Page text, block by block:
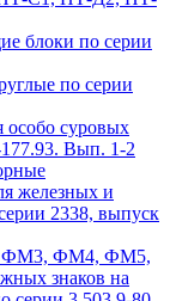
блоки по серии
по серии
особо суровых
Вып. 1-2
железных и
2338, выпуск
ФМ3, ФМ4, ФМ5,
знаков на